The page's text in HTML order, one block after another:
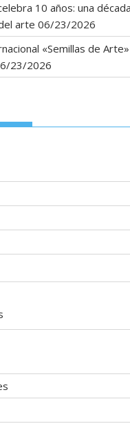
10 años: una
arte 06/23/2026
«Semillas de
23/2026